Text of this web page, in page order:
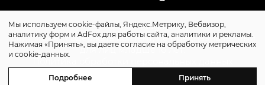
©2026 Posta-Magazine
Сайт может содержать контент, не предназначенный
для лиц младше 16 лет.
Политика обработки персональных данных
Мы используем cookie-файлы, Яндекс.Метрику, Вебвизор,
аналитику форм и AdFox для работы сайта, аналитики и рекламы.
Нажимая «Принять», вы даете согласие на обработку метрических
и cookie-данных.
Подробнее Принять